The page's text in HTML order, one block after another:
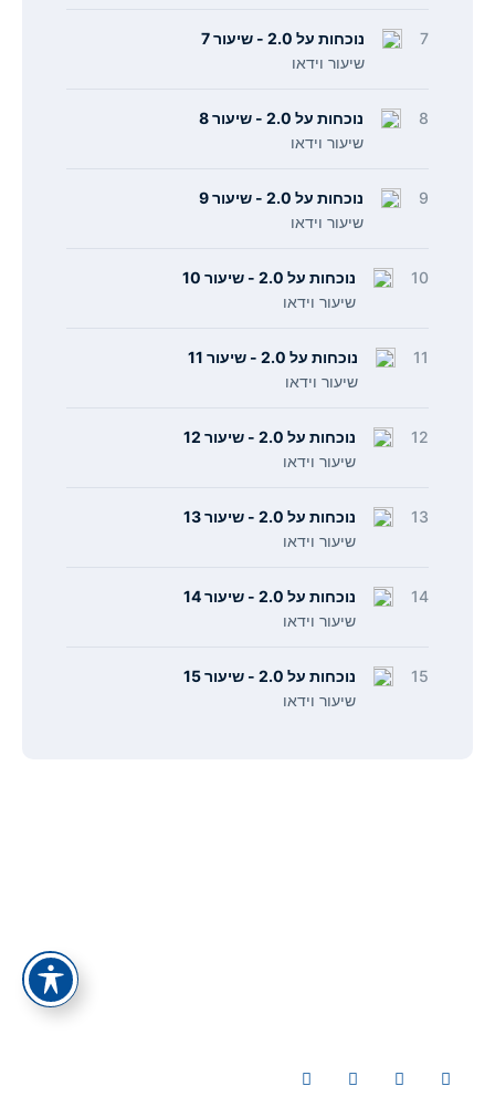
7
נוכחות על 2.0 - שיעור 7
שיעור וידאו
8
נוכחות על 2.0 - שיעור 8
שיעור וידאו
9
נוכחות על 2.0 - שיעור 9
שיעור וידאו
10
נוכחות על 2.0 - שיעור 10
שיעור וידאו
11
נוכחות על 2.0 - שיעור 11
שיעור וידאו
12
נוכחות על 2.0 - שיעור 12
שיעור וידאו
13
נוכחות על 2.0 - שיעור 13
שיעור וידאו
14
נוכחות על 2.0 - שיעור 14
שיעור וידאו
15
נוכחות על 2.0 - שיעור 15
שיעור וידאו
סיפור ההצלחה של אלעד הדר